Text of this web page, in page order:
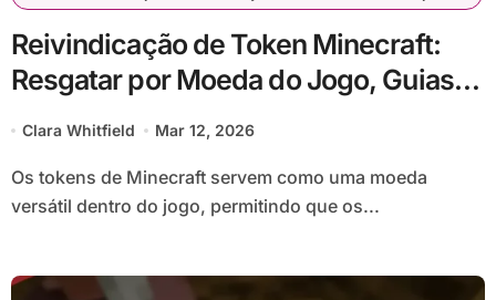
Reivindicação de Token Minecraft:
Resgatar por Moeda do Jogo, Guias
de Compra, Valor do Token
Clara Whitfield Mar 12, 2026
Os tokens de Minecraft servem como uma moeda
versátil dentro do jogo, permitindo que os...